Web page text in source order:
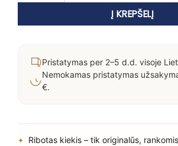
Į KREPŠELĮ
Pristatymas per 2–5 d.d. visoje
Nemokamas pristatymas
€.
Ribotas kiekis – tik originalūs,